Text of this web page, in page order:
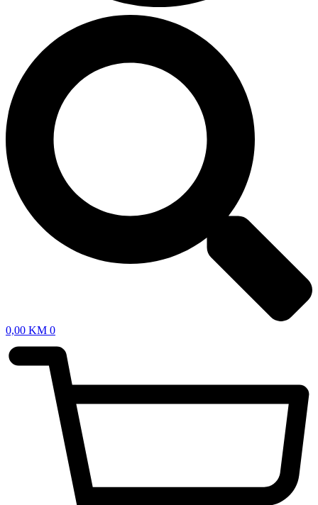
0,00 KM 0